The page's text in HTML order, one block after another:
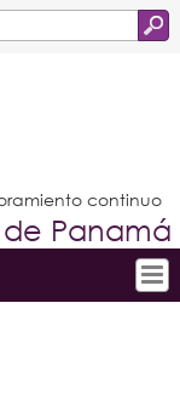
continuo
Panamá